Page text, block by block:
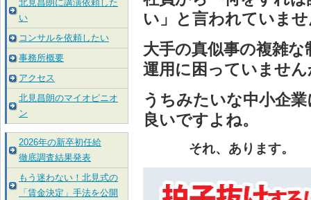
い」と言われていま
大手の真似事の複雑
運用に困っていませ
うちみたいな中小企
良いですよね。
それ、あります。
北見昌朗に講演依頼した
い
コンサルを依頼したい
事務所概要
アクセス
北見昌朗のマイオピニオ
ン
2026年の新卒初任給
徹底調査結果発表
もう迷わない！北見式の
「賃金決定」手法を公開